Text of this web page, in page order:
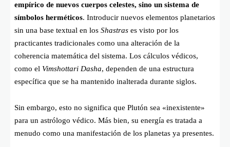
empírico de nuevos cuerpos celestes, sino un sistema de
símbolos herméticos. Introducir nuevos elementos planetarios
sin una base textual en los Shastras es visto por los
practicantes tradicionales como una alteración de la
coherencia matemática del sistema. Los cálculos védicos,
como el Vimshottari Dasha, dependen de una estructura
específica que se ha mantenido inalterada durante siglos.
Sin embargo, esto no significa que Plutón sea «inexistente»
para un astrólogo védico. Más bien, su energía es tratada a
menudo como una manifestación de los planetas ya presentes.